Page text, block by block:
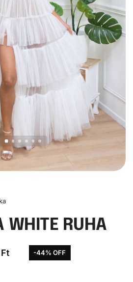
WHITE RUHA
Ft -44% OFF